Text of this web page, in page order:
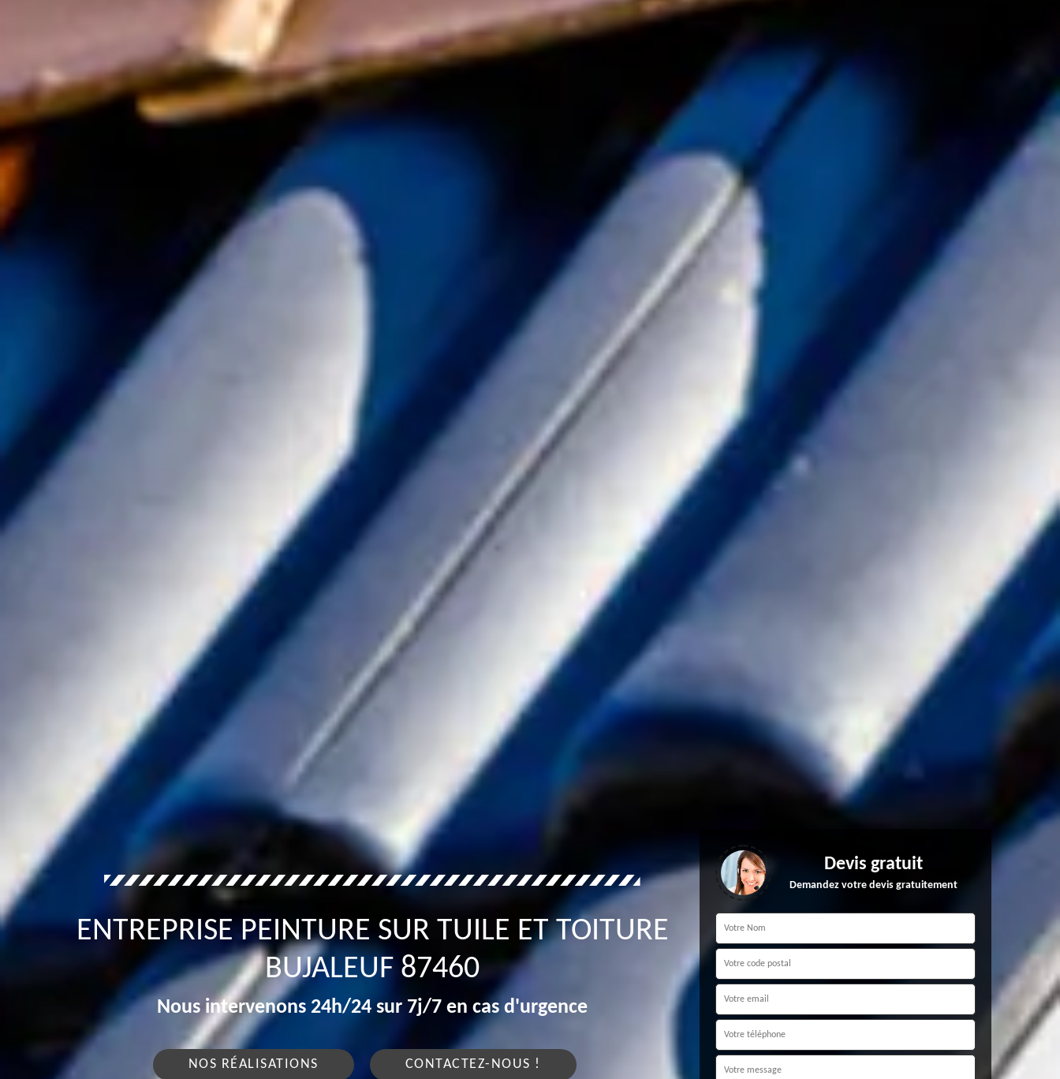
ENTREPRISE PEINTURE SUR TUILE ET TOITURE
BUJALEUF 87460
Nous intervenons 24h/24 sur 7j/7 en cas d'urgence
NOS RÉALISATIONS CONTACTEZ-NOUS !
Devis gratuit
Demandez votre devis gratuitement